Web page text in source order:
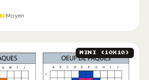
Moyen
MINI (10X10)